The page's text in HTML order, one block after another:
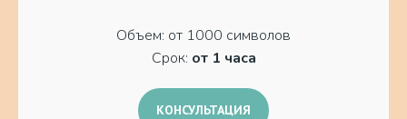
Объем: от 1000 символов
Срок: от 1 часа
КОНСУЛЬТАЦИЯ